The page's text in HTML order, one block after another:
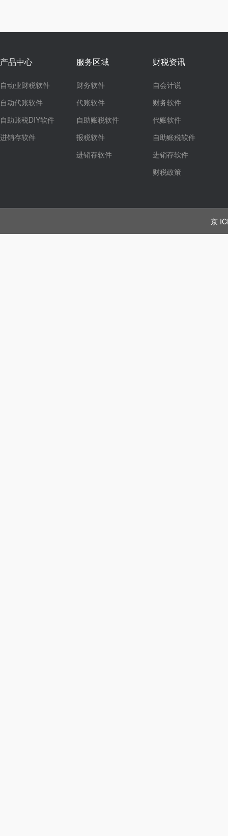
产品中心
自动业财税软件
自动代账软件
自助账税DIY软件
进销存软件
服务区域
财务软件
代账软件
自助账税软件
报税软件
进销存软件
财税资讯
自会计说
财务软件
代账软件
自助账税软件
进销存软件
财税政策
京